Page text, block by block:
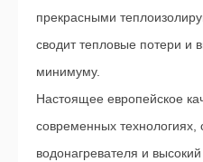
прекрасными
сводит тепловые потери и
минимуму.
Настоящее европейское
современных
водонагревателя и